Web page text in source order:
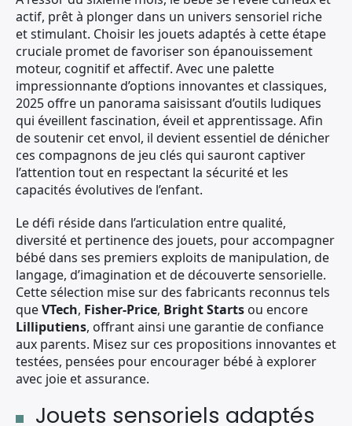
actif, prêt à plonger dans un univers sensoriel riche
et stimulant. Choisir les jouets adaptés à cette étape
cruciale promet de favoriser son épanouissement
moteur, cognitif et affectif. Avec une palette
impressionnante d’options innovantes et classiques,
2025 offre un panorama saisissant d’outils ludiques
qui éveillent fascination, éveil et apprentissage. Afin
de soutenir cet envol, il devient essentiel de dénicher
ces compagnons de jeu clés qui sauront captiver
l’attention tout en respectant la sécurité et les
capacités évolutives de l’enfant.
Le défi réside dans l’articulation entre qualité,
diversité et pertinence des jouets, pour accompagner
bébé dans ses premiers exploits de manipulation, de
langage, d’imagination et de découverte sensorielle.
Cette sélection mise sur des fabricants reconnus tels
queVTech, Fisher-Price, Bright Starts ou encore
Lilliputiens, offrant ainsi une garantie de confiance
aux parents. Misez sur ces propositions innovantes et
testées, pensées pour encourager bébé à explorer
avec joie et assurance.
Jouets sensoriels adaptés